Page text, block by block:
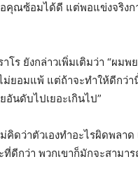
คุณซ้อมได้ดี แต่พอแข่งจริงก
โร ยังกล่าวเพิ่มเติมว่า “ผมพ
ยอมแพ้ แต่ถ้าจะทำให้ดีกว่า
อันดับไปเยอะเกินไป”
ดว่าตัวเองทำอะไรผิดพลาด
ที่ดีกว่า พวกเขาก็มักจะสามา